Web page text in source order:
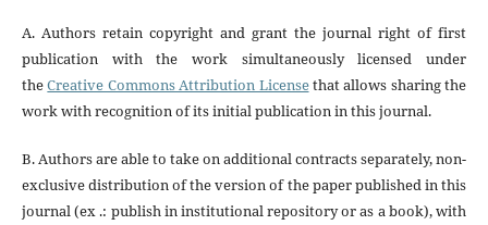
A. Authors retain copyright and grant the journal right of first
publication with the work simultaneously licensed under
theCreative Commons Attribution Licensethat allows sharing the
work with recognition of its initial publication in this journal.
B. Authors are able to take on additional contracts separately, non-
exclusive distribution of the version of the paper published in this
journal (ex .: publish in institutional repository or as a book), with